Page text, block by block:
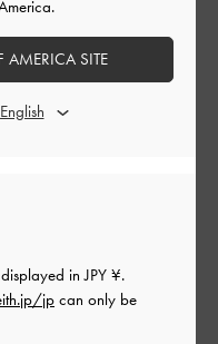
ルで、すごくかわいいで
ャックの中に小銭やお札
し難点でした。
displayed inJPY ¥.
jpcan only be
AMERICA SITE